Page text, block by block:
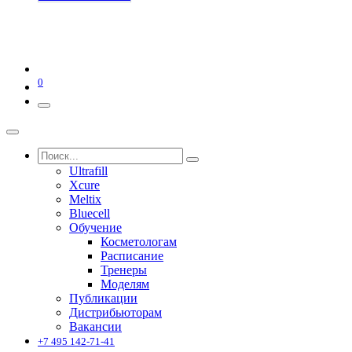
0
Ultrafill
Xcure
Meltix
Bluecell
Обучение
Косметологам
Расписание
Тренеры
Моделям
Публикации
Дистрибьюторам
Вакансии
+7 495 142-71-41